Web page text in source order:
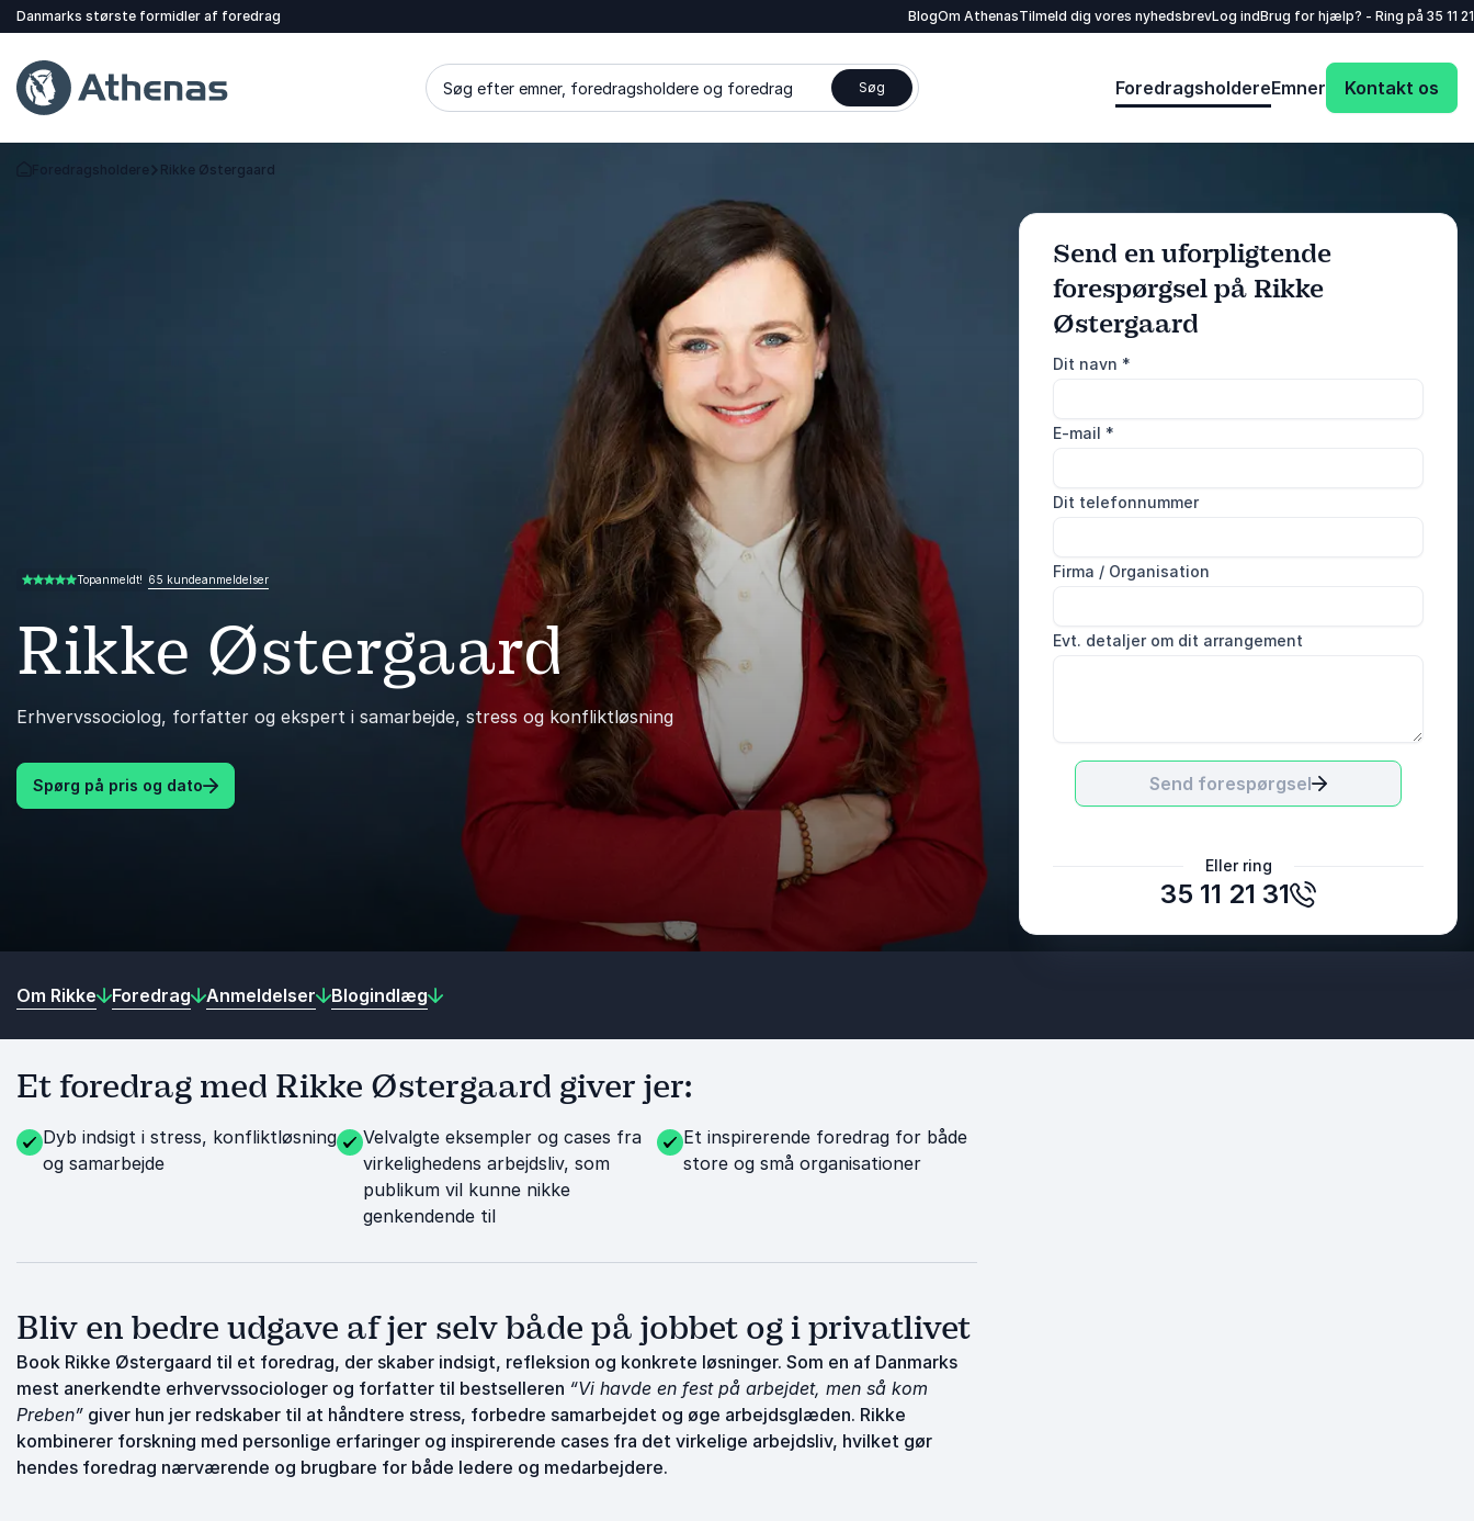
Danmarks største formidler af foredrag BlogOm AthenasTilmeld dig vores nyhedsbrevLog indBrug for hjælp? - Ring på 35 11
Søg efter emner, foredragsholdere og foredrag Søg ForedragsholdereEmner Kontakt os
Tilbage til forsiden
Foredragsholdere Rikke Østergaard
Rikke Østergaard
Erhvervssociolog, forfatter og ekspert i samarbejde, stress og konfliktløsning
Spørg på pris og dato
4.74 ud af 5Topanmeldt! 65 kundeanmeldelser
Send en uforpligtende
forespørgsel på Rikke
Østergaard
Dit navn *
E-mail *
Dit telefonnummer
Firma / Organisation
Evt. detaljer om dit arrangement
Send forespørgsel
Eller ring
35 11 21 31
Send forespørgsel
Om Rikke Foredrag Anmeldelser Blogindlæg
Et foredrag med Rikke Østergaard giver jer:
Dyb indsigt i stress, konfliktløsning
og samarbejde
Velvalgte eksempler og cases fra
virkelighedens arbejdsliv, som
publikum vil kunne nikke
genkendende til
Et inspirerende foredrag for både
store og små organisationer
Bliv en bedre udgave af jer selv både på jobbet og i privatlivet
Book Rikke Østergaard til et foredrag, der skaber indsigt, refleksion og konkrete løsninger. Som en af Danmarks
mest anerkendte erhvervssociologer og forfatter til bestselleren “Vi havde en fest på arbejdet, men så kom
Preben” giver hun jer redskaber til at håndtere stress, forbedre samarbejdet og øge arbejdsglæden. Rikke
kombinerer forskning med personlige erfaringer og inspirerende cases fra det virkelige arbejdsliv, hvilket gør
hendes foredrag nærværende og brugbare for både ledere og medarbejdere.